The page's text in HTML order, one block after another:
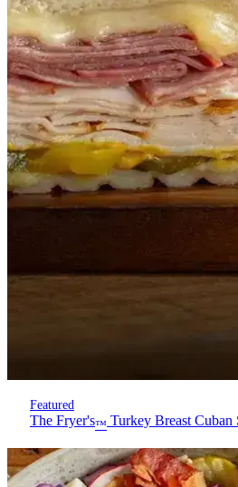
Featured
The Fryer's™ Turkey Breast Cuban